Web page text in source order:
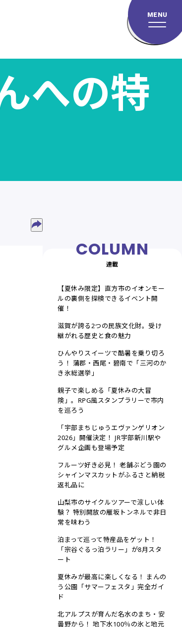
MENU
への特
連載
【夏休み限定】直方市のイオンモー
ルの裏側を探検できるイベント開
催！
滋賀が誇る2つの民族文化財。受け
継がれる歴史と食の魅力
ひんやりスイーツで酷暑を乗り切ろ
う！ 蒲郡・西尾・碧南で「三河のか
き氷総選挙」
親子で楽しめる「夏休みの大冒
険」。RPG風スタンプラリーで市内
を巡ろう
「宇部まちじゅうエヴァンゲリオン
2026」開催決定！ JR宇部新川駅や
グルメ企画も登場予定
フルーツ好き必見！ 老舗ぶどう園の
シャインマスカットがふるさと納税
返礼品に
山梨市のサイクルツアーで涼しい体
験？ 特別開放の雁坂トンネルで非日
常を味わう
泊まって巡って特産品をゲット！
「宗谷ぐるっ泊ラリー」が8月スタ
ート
夏休みが最高に楽しくなる！ まんの
う公園「サマーフェスタ」完全ガイ
ド
北アルプスが育んだ名水のまち・安
曇野から！ 地下水100％の氷と地元